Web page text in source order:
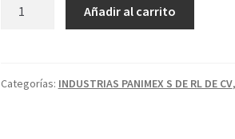
Añadir al carrito
Categorías: INDUSTRIAS PANIMEX S DE RL DE CV,